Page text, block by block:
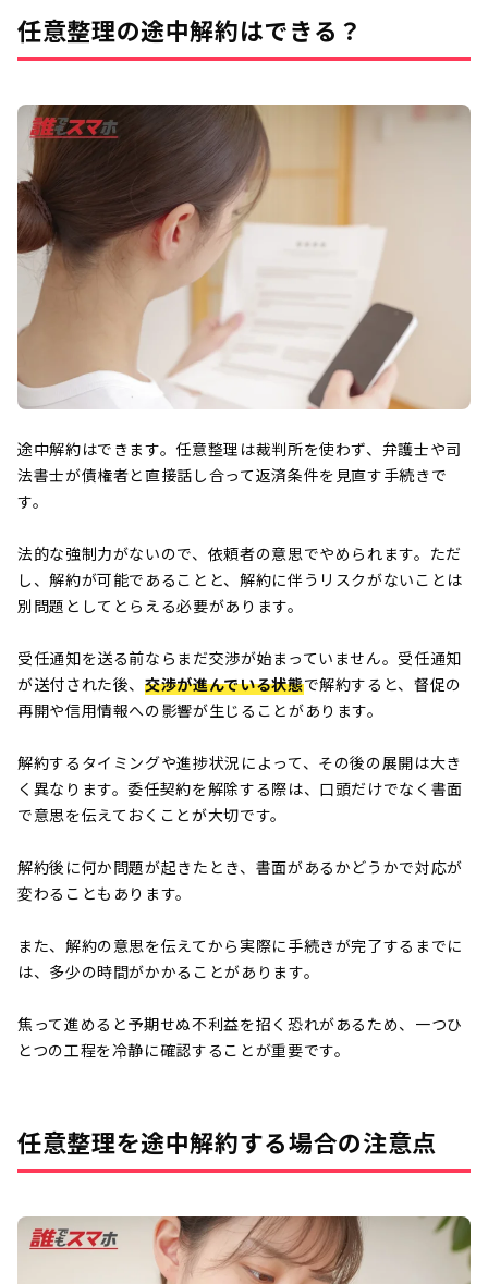
任意整理の途中解約はできる？
途中解約はできます。任意整理は裁判所を使わず、弁護士や司
法書士が債権者と直接話し合って返済条件を見直す手続きで
す。
法的な強制力がないので、依頼者の意思でやめられます。ただ
し、解約が可能であることと、解約に伴うリスクがないことは
別問題としてとらえる必要があります。
受任通知を送る前ならまだ交渉が始まっていません。受任通知
が送付された後、交渉が進んでいる状態で解約すると、督促の
再開や信用情報への影響が生じることがあります。
解約するタイミングや進捗状況によって、その後の展開は大き
く異なります。委任契約を解除する際は、口頭だけでなく書面
で意思を伝えておくことが大切です。
解約後に何か問題が起きたとき、書面があるかどうかで対応が
変わることもあります。
また、解約の意思を伝えてから実際に手続きが完了するまでに
は、多少の時間がかかることがあります。
焦って進めると予期せぬ不利益を招く恐れがあるため、一つひ
とつの工程を冷静に確認することが重要です。
任意整理を途中解約する場合の注意点